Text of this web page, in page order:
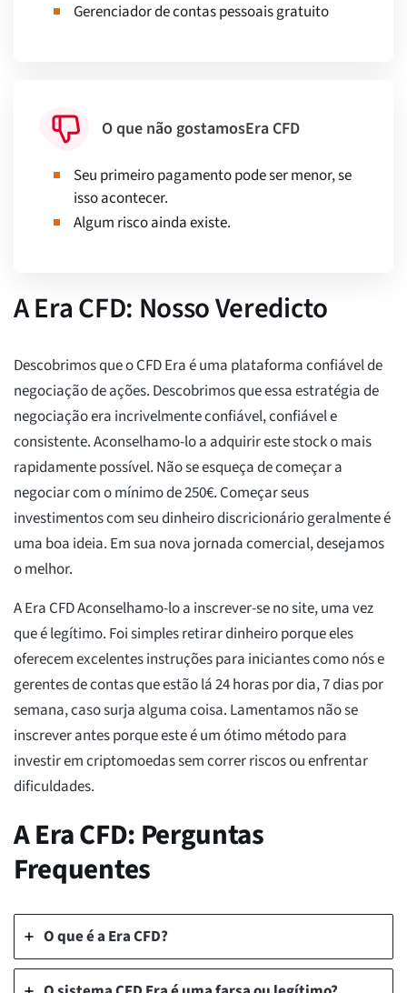
Gerenciador de contas pessoais gratuito
O que não gostamosEra CFD
Seu primeiro pagamento pode ser menor, se
isso acontecer.
Algum risco ainda existe.
A Era CFD: Nosso Veredicto
Descobrimos que o CFD Era é uma plataforma confiável de
negociação de ações. Descobrimos que essa estratégia de
negociação era incrivelmente confiável, confiável e
consistente. Aconselhamo-lo a adquirir este stock o mais
rapidamente possível. Não se esqueça de começar a
negociar com o mínimo de 250€. Começar seus
investimentos com seu dinheiro discricionário geralmente é
uma boa ideia. Em sua nova jornada comercial, desejamos
o melhor.
A Era CFD Aconselhamo-lo a inscrever-se no site, uma vez
que é legítimo. Foi simples retirar dinheiro porque eles
oferecem excelentes instruções para iniciantes como nós e
gerentes de contas que estão lá 24 horas por dia, 7 dias por
semana, caso surja alguma coisa. Lamentamos não se
inscrever antes porque este é um ótimo método para
investir em criptomoedas sem correr riscos ou enfrentar
dificuldades.
A Era CFD: Perguntas
Frequentes
O que é a Era CFD?